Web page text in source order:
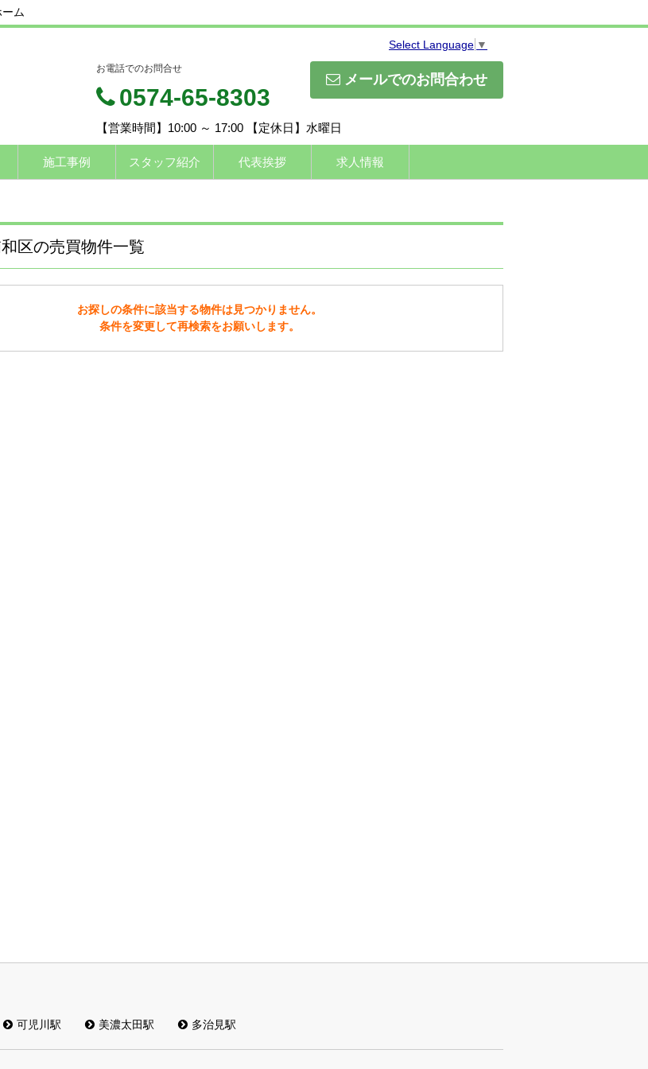
ム
Select Language ▼
メールでのお問合わせ
お電話でのお問合せ
0574-65-8303
【営業時間】10:00 ～ 17:00 【定休日】水曜日
施工事例 スタッフ紹介 代表挨拶 求人情報
区の売買物件一覧
お探しの条件に該当する物件は見つかりません。
条件を変更して再検索をお願いします。
可児川駅 美濃太田駅 多治見駅